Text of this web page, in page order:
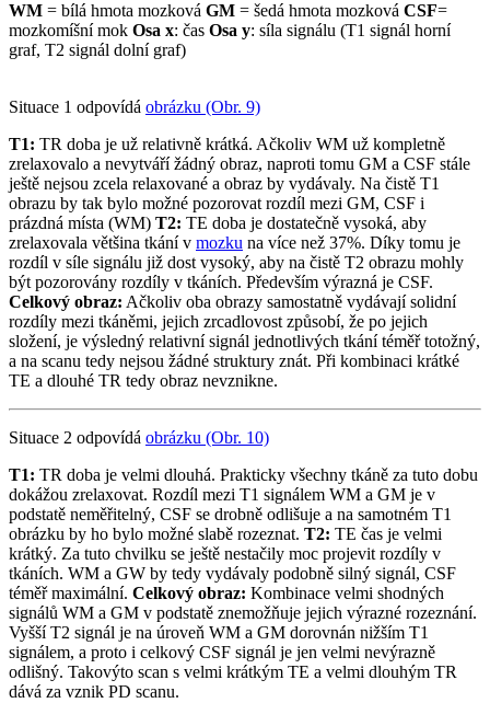
WM = bílá hmota mozková GM = šedá hmota mozková CSF=
mozkomíšní mok Osa x: čas Osa y: síla signálu (T1 signál horní
graf, T2 signál dolní graf)
Situace 1 odpovídá obrázku (Obr. 9)
T1: TR doba je už relativně krátká. Ačkoliv WM už kompletně
zrelaxovalo a nevytváří žádný obraz, naproti tomu GM a CSF stále
ještě nejsou zcela relaxované a obraz by vydávaly. Na čistě T1
obrazu by tak bylo možné pozorovat rozdíl mezi GM, CSF i
prázdná místa (WM) T2: TE doba je dostatečně vysoká, aby
zrelaxovala většina tkání v mozku na více než 37%. Díky tomu je
rozdíl v síle signálu již dost vysoký, aby na čistě T2 obrazu mohly
být pozorovány rozdíly v tkáních. Především výrazná je CSF.
Celkový obraz: Ačkoliv oba obrazy samostatně vydávají solidní
rozdíly mezi tkáněmi, jejich zrcadlovost způsobí, že po jejich
složení, je výsledný relativní signál jednotlivých tkání téměř totožný,
a na scanu tedy nejsou žádné struktury znát. Při kombinaci krátké
TE a dlouhé TR tedy obraz nevznikne.
Situace 2 odpovídá obrázku (Obr. 10)
T1: TR doba je velmi dlouhá. Prakticky všechny tkáně za tuto dobu
dokážou zrelaxovat. Rozdíl mezi T1 signálem WM a GM je v
podstatě neměřitelný, CSF se drobně odlišuje a na samotném T1
obrázku by ho bylo možné slabě rozeznat. T2: TE čas je velmi
krátký. Za tuto chvilku se ještě nestačily moc projevit rozdíly v
tkáních. WM a GW by tedy vydávaly podobně silný signál, CSF
téměř maximální. Celkový obraz: Kombinace velmi shodných
signálů WM a GM v podstatě znemožňuje jejich výrazné rozeznání.
Vyšší T2 signál je na úroveň WM a GM dorovnán nižším T1
signálem, a proto i celkový CSF signál je jen velmi nevýrazně
odlišný. Takovýto scan s velmi krátkým TE a velmi dlouhým TR
dává za vznik PD scanu.